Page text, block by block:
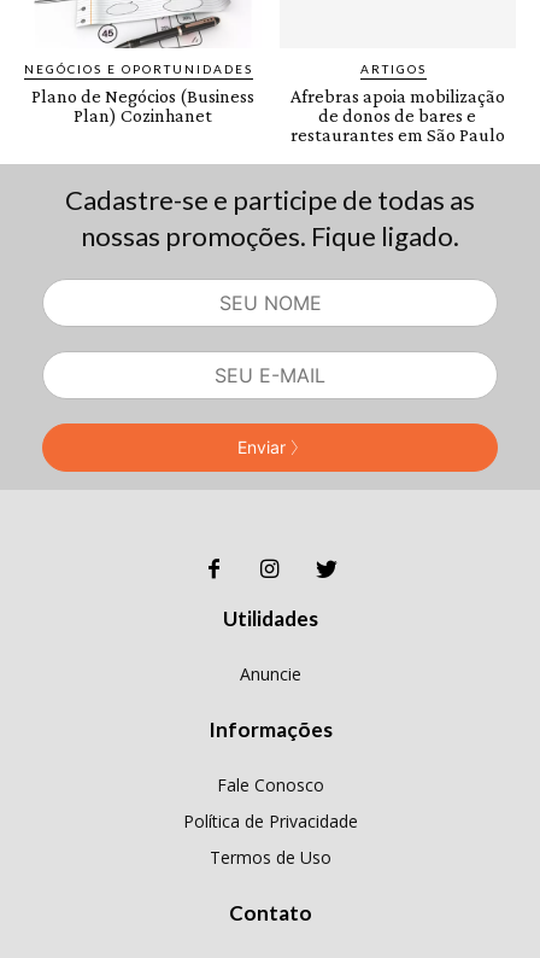
Cadastre-se e participe de todas as
nossas promoções. Fique ligado.
Enviar
Utilidades
Anuncie
Informações
Fale Conosco
Política de Privacidade
Termos de Uso
Contato